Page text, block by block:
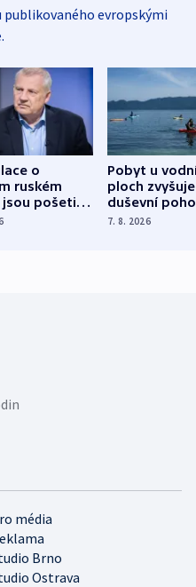
publikovaného evropskými
o
ruském
pošetilé,
Pobyt u
ploch zvyšuje
duševní
ukázala
7. 8. 2026
média
Brno
Ostrava